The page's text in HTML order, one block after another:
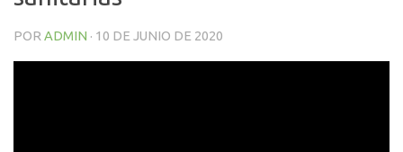
POR ADMIN · 10 DE JUNIO DE 2020